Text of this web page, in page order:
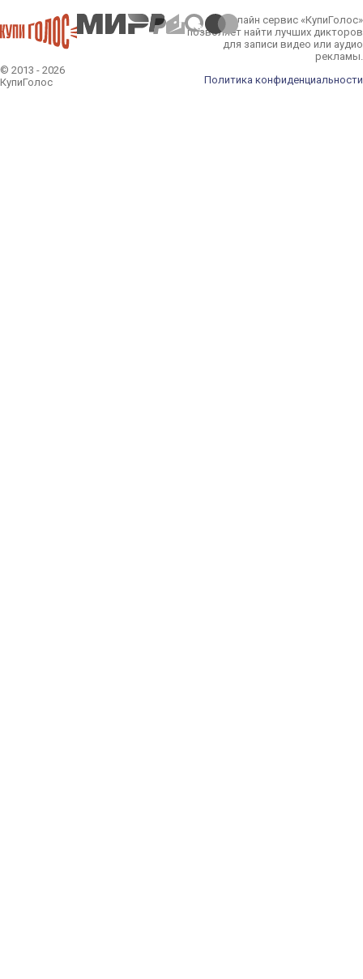
© 2013 - 2026
КупиГолос
Онлайн сервис «КупиГолос»
позволяет найти лучших дикторов
для записи видео или аудио
рекламы.
Политика конфиденциальности